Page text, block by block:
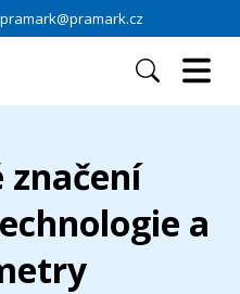
pramark@pramark.cz
značení
a